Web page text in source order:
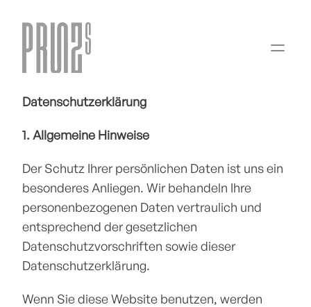
Datenschutzerklärung
1. Allgemeine Hinweise
Der Schutz Ihrer persönlichen Daten ist uns ein
besonderes Anliegen. Wir behandeln Ihre
personenbezogenen Daten vertraulich und
entsprechend der gesetzlichen
Datenschutzvorschriften sowie dieser
Datenschutzerklärung.
Wenn Sie diese Website benutzen, werden